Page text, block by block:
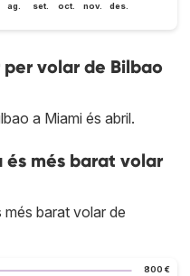
ag. set. oct. nov. des.
volar de Bilbao
a Miami és abril.
més barat volar
més barat volar de
800 €